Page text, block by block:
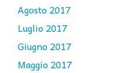
Agosto 2017
Luglio 2017
Giugno 2017
Maggio 2017